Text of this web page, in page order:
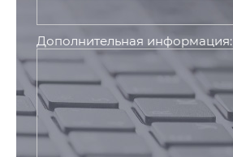
Дополнительная информация: